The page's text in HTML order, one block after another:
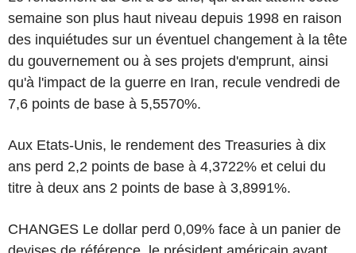
semaine son plus haut niveau depuis 1998 en raison
des inquiétudes sur un éventuel changement à la tête
du gouvernement ou à ses projets d'emprunt, ainsi
qu'à l'impact de la guerre en Iran, recule vendredi de
7,6 points de base à 5,5570%.
Aux Etats-Unis, le rendement des Treasuries à dix
ans perd 2,2 points de base à 4,3722% et celui du
titre à deux ans 2 points de base à 3,8991%.
CHANGES Le dollar perd 0,09% face à un panier de